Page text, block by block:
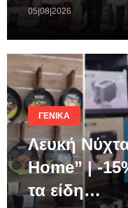
05|08|2026
ΓΕΝΙΚΆ
Λευκή
Home” | -
τα είδη…